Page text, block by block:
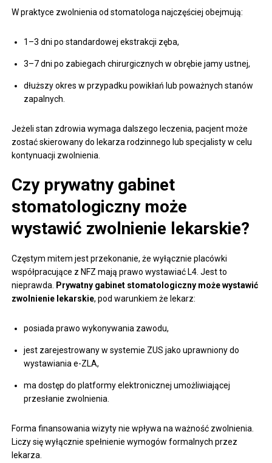
W praktyce zwolnienia od stomatologa najczęściej obejmują:
1–3 dni po standardowej ekstrakcji zęba,
3–7 dni po zabiegach chirurgicznych w obrębie jamy ustnej,
dłuższy okres w przypadku powikłań lub poważnych stanów
zapalnych.
Jeżeli stan zdrowia wymaga dalszego leczenia, pacjent może
zostać skierowany do lekarza rodzinnego lub specjalisty w celu
kontynuacji zwolnienia.
Czy prywatny gabinet
stomatologiczny może
wystawić zwolnienie lekarskie?
Częstym mitem jest przekonanie, że wyłącznie placówki
współpracujące z NFZ mają prawo wystawiać L4. Jest to
nieprawda.
Prywatny gabinet stomatologiczny może wystawić
zwolnienie lekarskie, pod warunkiem że lekarz:
posiada prawo wykonywania zawodu,
jest zarejestrowany w systemie ZUS jako uprawniony do
wystawiania e-ZLA,
ma dostęp do platformy elektronicznej umożliwiającej
przesłanie zwolnienia.
Forma finansowania wizyty nie wpływa na ważność zwolnienia.
Liczy się wyłącznie spełnienie wymogów formalnych przez
lekarza.